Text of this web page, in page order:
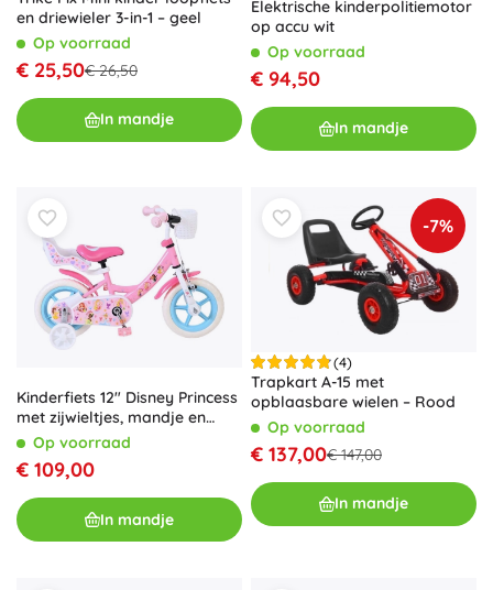
en driewieler 3-in-1 – geel
Op voorraad
€ 25,50€ 26,50
In mandje
Elektrische kinderpolitiemotor
op accu wit
Op voorraad
€ 94,50
In mandje
Kinderfiets 12" Disney Princess
met zijwieltjes, mandje en
poppenzitje
Op voorraad
€ 109,00
In mandje
-7%
(4)
Trapkart A-15 met
opblaasbare wielen – Rood
Op voorraad
€ 137,00€ 147,00
In mandje